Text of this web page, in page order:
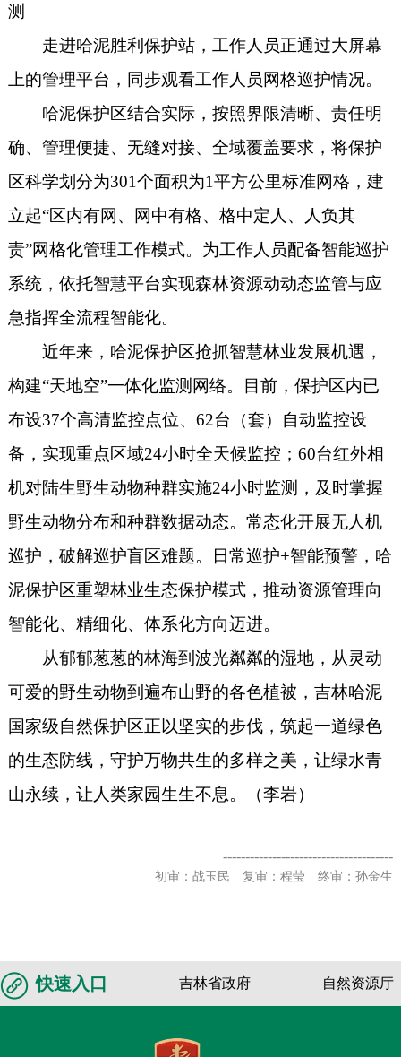
测
走进哈泥胜利保护站，工作人员正通过大屏幕
上的管理平台，同步观看工作人员网格巡护情况。
哈泥保护区结合实际，按照界限清晰、责任明
确、管理便捷、无缝对接、全域覆盖要求，将保护
区科学划分为301个面积为1平方公里标准网格，建
立起“区内有网、网中有格、格中定人、人负其
责”网格化管理工作模式。为工作人员配备智能巡护
系统，依托智慧平台实现森林资源动动态监管与应
急指挥全流程智能化。
近年来，哈泥保护区抢抓智慧林业发展机遇，
构建“天地空”一体化监测网络。目前，保护区内已
布设37个高清监控点位、62台（套）自动监控设
备，实现重点区域24小时全天候监控；60台红外相
机对陆生野生动物种群实施24小时监测，及时掌握
野生动物分布和种群数据动态。常态化开展无人机
巡护，破解巡护盲区难题。日常巡护+智能预警，哈
泥保护区重塑林业生态保护模式，推动资源管理向
智能化、精细化、体系化方向迈进。
从郁郁葱葱的林海到波光粼粼的湿地，从灵动
可爱的野生动物到遍布山野的各色植被，吉林哈泥
国家级自然保护区正以坚实的步伐，筑起一道绿色
的生态防线，守护万物共生的多样之美，让绿水青
山永续，让人类家园生生不息。（李岩）
--------------------------------------
初审：战玉民 复审：程莹 终审：孙金生
快速入口 吉林省政府 自然资源厅